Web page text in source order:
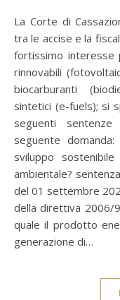
La Corte di Cassazione continua ad esplorare il rapporto
tra le accise e la
fortissimo interesse
rinnovabili
biocarburanti
sintetici (e-fuels); si
seguenti
seguente
sviluppo
ambientale?
del 01 settembre
della direttiva 2006/
quale il prodotto
generazione di…